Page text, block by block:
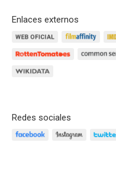
Enlaces externos
Redes sociales